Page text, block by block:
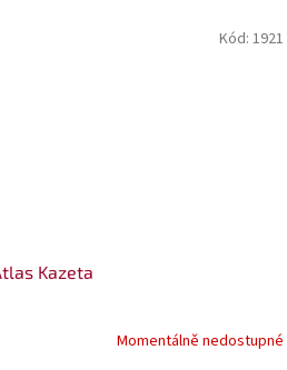
Kazeta
Momentálně nedostupné
Kód: 1921